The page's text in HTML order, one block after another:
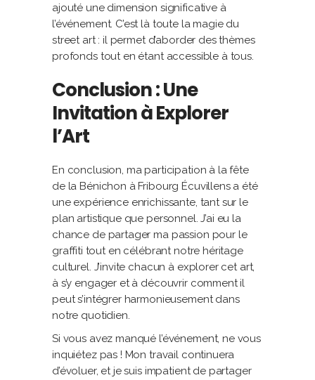
ajouté une dimension significative à
l’événement. C’est là toute la magie du
street art : il permet d’aborder des thèmes
profonds tout en étant accessible à tous.
Conclusion : Une
Invitation à Explorer
l’Art
En conclusion, ma participation à la fête
de la Bénichon à Fribourg Écuvillens a été
une expérience enrichissante, tant sur le
plan artistique que personnel. J’ai eu la
chance de partager ma passion pour le
graffiti tout en célébrant notre héritage
culturel. J’invite chacun à explorer cet art,
à s’y engager et à découvrir comment il
peut s’intégrer harmonieusement dans
notre quotidien.
Si vous avez manqué l’événement, ne vous
inquiétez pas ! Mon travail continuera
d’évoluer, et je suis impatient de partager